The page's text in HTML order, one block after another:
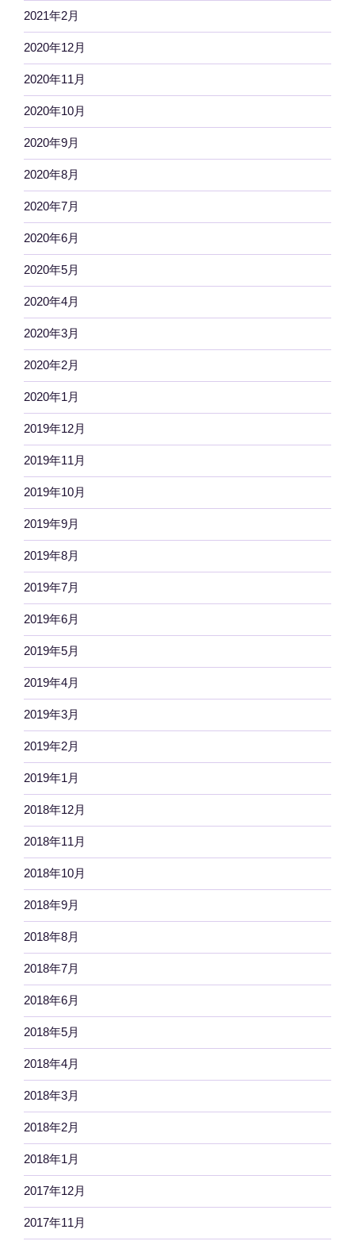
2021年2月
2020年12月
2020年11月
2020年10月
2020年9月
2020年8月
2020年7月
2020年6月
2020年5月
2020年4月
2020年3月
2020年2月
2020年1月
2019年12月
2019年11月
2019年10月
2019年9月
2019年8月
2019年7月
2019年6月
2019年5月
2019年4月
2019年3月
2019年2月
2019年1月
2018年12月
2018年11月
2018年10月
2018年9月
2018年8月
2018年7月
2018年6月
2018年5月
2018年4月
2018年3月
2018年2月
2018年1月
2017年12月
2017年11月